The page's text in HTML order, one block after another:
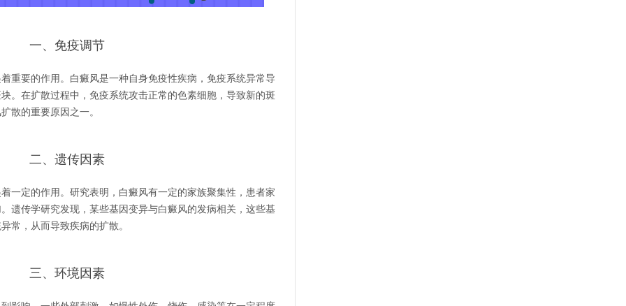
一、免疫调节
要的作用。白癜风是一种自身免疫性疾病，免疫系统异常导
。在扩散过程中，免疫系统攻击正常的色素细胞，导致新的斑
散的重要原因之一。
二、遗传因素
定的作用。研究表明，白癜风有一定的家族聚集性，患者家
遗传学研究发现，某些基因变异与白癜风的发病相关，这些基
常，从而导致疾病的扩散。
三、环境因素